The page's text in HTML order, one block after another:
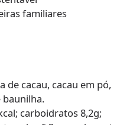
familiares
de cacau, cacau em pó,
baunilha.
carboidratos 8,2g;